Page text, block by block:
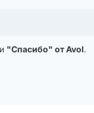
"Спасибо" от Avol.